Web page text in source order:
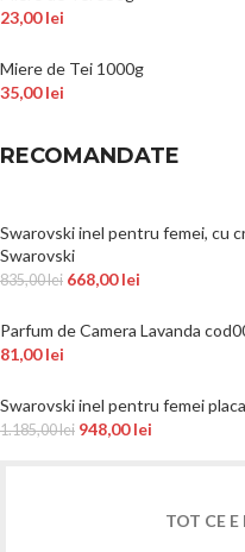
23,00lei
Miere de Tei 1000g
35,00lei
RECOMANDATE
Swarovski inel pentru femei, cu
Swarovski
835,00lei 668,00lei
Parfum de Camera Lavanda
81,00lei
Swarovski inel pentru femei
1.185,00lei 948,00lei
TOT CE E